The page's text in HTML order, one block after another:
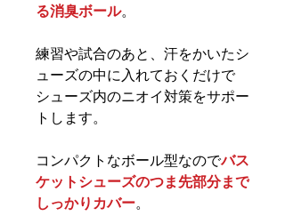
る消臭ボール。
練習や試合のあと、汗をかいたシ
ューズの中に入れておくだけで
シューズ内のニオイ対策をサポー
トします。
コンパクトなボール型なのでバス
ケットシューズのつま先部分まで
しっかりカバー。